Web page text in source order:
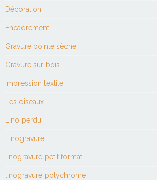
Décoration
Encadrement
Gravure pointe sèche
Gravure sur bois
Impression textile
Les oiseaux
Lino perdu
Linogravure
linogravure petit format
linogravure polychrome